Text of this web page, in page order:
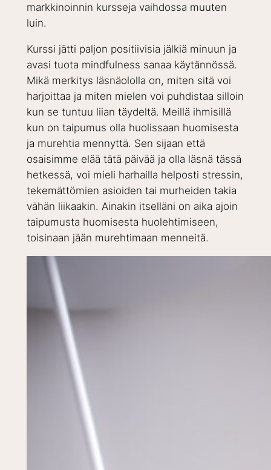
markkinoinnin kursseja vaihdossa muuten
luin.
Kurssi jätti paljon positiivisia jälkiä minuun ja
avasi tuota mindfulness sanaa käytännössä.
Mikä merkitys läsnäololla on, miten sitä voi
harjoittaa ja miten mielen voi puhdistaa silloin
kun se tuntuu liian täydeltä. Meillä ihmisillä
kun on taipumus olla huolissaan huomisesta
ja murehtia mennyttä. Sen sijaan että
osaisimme elää tätä päivää ja olla läsnä tässä
hetkessä, voi mieli harhailla helposti stressin,
tekemättömien asioiden tai murheiden takia
vähän liikaakin. Ainakin itselläni on aika ajoin
taipumusta huomisesta huolehtimiseen,
toisinaan jään murehtimaan menneitä.